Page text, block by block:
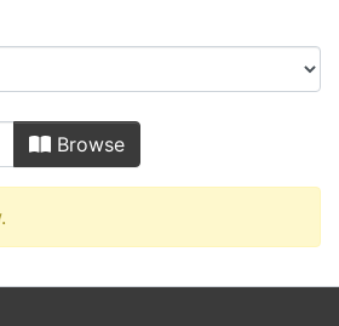
by Division
Browse